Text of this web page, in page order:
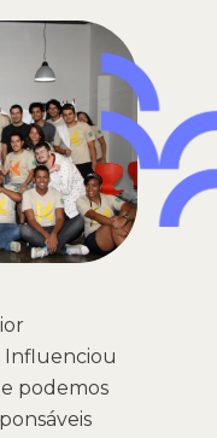
Influenciou
podemos